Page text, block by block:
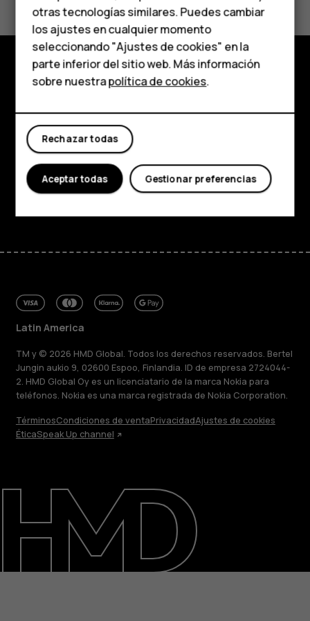
personas mayores
HMD Terra M
Comprar
Mi cuenta
Comprar
Acerca de
Planet and people
Soporte
FacebookInstagram
Tiktok YoutubeLinkedinDiscord
Latin America
TM y © 2026 HMD Global. Todos los derechos reservados. Bertel
Jungin aukio 9, 02600 Espoo, Finlandia. ID de empresa 2724044-
2. HMD Global Oy es un licenciatario de la marca Nokia para
teléfonos. Nokia es una marca registrada de Nokia Corporation.
TérminosCondiciones de ventaPrivacidadAjustes de cookies
ÉticaSpeak Up channel
otras tecnologías similares. Puedes cambiar
los ajustes en cualquier momento
seleccionando "Ajustes de cookies" en la
parte inferior del sitio web. Más información
sobre nuestrapolítica de cookies.
Rechazar todas
Gestionar preferencias
Aceptar todas